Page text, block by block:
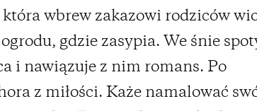
która wbrew zakazowi rodziców
gdzie zasypia. We śnie
i nawiązuje z nim romans. Po
z miłości. Każe namalować